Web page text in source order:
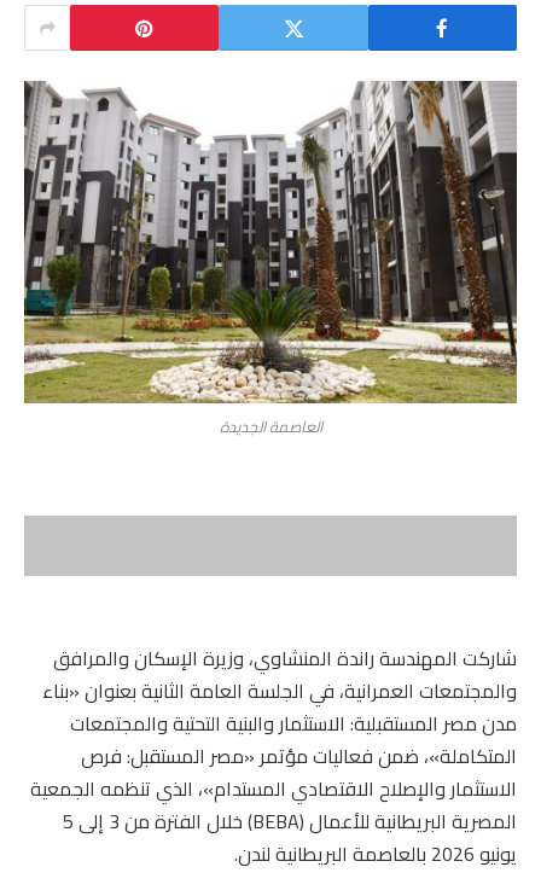
العاصمة الجديدة
شاركت المهندسة راندة المنشاوي، وزيرة الإسكان والمرافق
والمجتمعات العمرانية، في الجلسة العامة الثانية بعنوان «بناء
مدن مصر المستقبلية: الاستثمار والبنية التحتية والمجتمعات
المتكاملة»، ضمن فعاليات مؤتمر «مصر المستقبل: فرص
الاستثمار والإصلاح الاقتصادي المستدام»، الذي تنظمه الجمعية
المصرية البريطانية للأعمال (BEBA) خلال الفترة من 3 إلى 5
يونيو 2026 بالعاصمة البريطانية لندن.